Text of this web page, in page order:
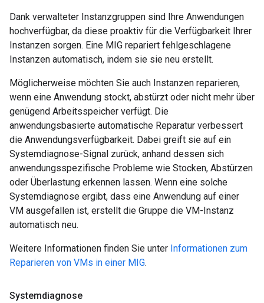
Dank verwalteter Instanzgruppen sind Ihre Anwendungen
hochverfügbar, da diese proaktiv für die Verfügbarkeit Ihrer
Instanzen sorgen. Eine MIG repariert fehlgeschlagene
Instanzen automatisch, indem sie sie neu erstellt.
Möglicherweise möchten Sie auch Instanzen reparieren,
wenn eine Anwendung stockt, abstürzt oder nicht mehr über
genügend Arbeitsspeicher verfügt. Die
anwendungsbasierte automatische Reparatur verbessert
die Anwendungsverfügbarkeit. Dabei greift sie auf ein
Systemdiagnose-Signal zurück, anhand dessen sich
anwendungsspezifische Probleme wie Stocken, Abstürzen
oder Überlastung erkennen lassen. Wenn eine solche
Systemdiagnose ergibt, dass eine Anwendung auf einer
VM ausgefallen ist, erstellt die Gruppe die VM-Instanz
automatisch neu.
Weitere Informationen finden Sie unter Informationen zum
Reparieren von VMs in einer MIG.
Systemdiagnose